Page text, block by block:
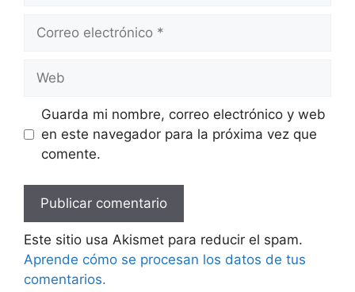
Correo
Web
Guarda mi nombre, correo electrónico y web
en este navegador para la próxima vez que
comente.
Este sitio usa Akismet para reducir el spam.
Aprende cómo se procesan los datos de tus
comentarios.